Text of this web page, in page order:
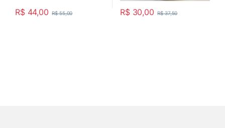
R$44,00 R$55,00 R$30,00 R$37,50